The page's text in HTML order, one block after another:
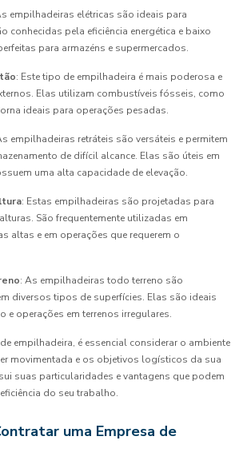
empilhadeiras elétricas são ideais para
conhecidas pela eficiência energética e baixo
para armazéns e supermercados.
: Este tipo de empilhadeira é mais poderosa e
Elas utilizam combustíveis fósseis, como
ideais para operações pesadas.
empilhadeiras retráteis são versáteis e permitem
de difícil alcance. Elas são úteis em
uma alta capacidade de elevação.
: Estas empilhadeiras são projetadas para
São frequentemente utilizadas em
altas e em operações que requerem o
: As empilhadeiras todo terreno são
diversos tipos de superfícies. Elas são ideais
e operações em terrenos irregulares.
empilhadeira, é essencial considerar o ambiente
movimentada e os objetivos logísticos da sua
suas particularidades e vantagens que podem
do seu trabalho.
uma Empresa de